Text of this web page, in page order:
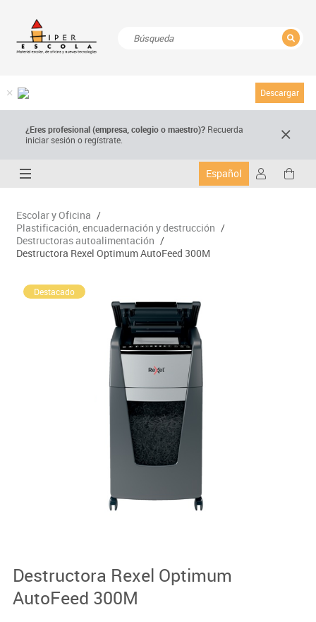
Descargar
¿Eres profesional (empresa, colegio o maestro)? Recuerda
iniciar sesión o regístrate.
Español
Escolar y Oficina /
Plastificación, encuadernación y destrucción /
Destructoras autoalimentación /
Destructora Rexel Optimum AutoFeed 300M
Destacado
Destructora Rexel Optimum
AutoFeed 300M